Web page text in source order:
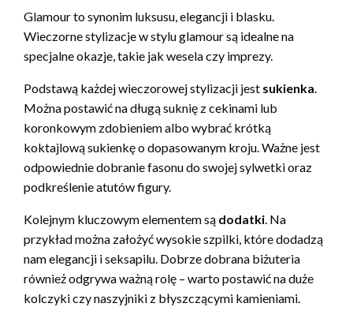
Glamour to synonim luksusu, elegancji i blasku.
Wieczorne stylizacje w stylu glamour są idealne na
specjalne okazje, takie jak wesela czy imprezy.
Podstawą każdej wieczorowej stylizacji jest sukienka.
Można postawić na długą suknię z cekinami lub
koronkowym zdobieniem albo wybrać krótką
koktajlową sukienkę o dopasowanym kroju. Ważne jest
odpowiednie dobranie fasonu do swojej sylwetki oraz
podkreślenie atutów figury.
Kolejnym kluczowym elementem są dodatki. Na
przykład można założyć wysokie szpilki, które dodadzą
nam elegancji i seksapilu. Dobrze dobrana biżuteria
również odgrywa ważną rolę – warto postawić na duże
kolczyki czy naszyjniki z błyszczącymi kamieniami.